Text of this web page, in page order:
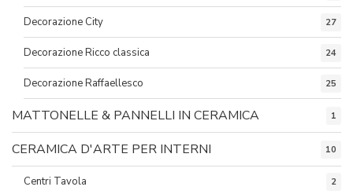
Decorazione City 27
Decorazione Ricco classica 24
Decorazione Raffaellesco 25
MATTONELLE & PANNELLI IN CERAMICA 1
CERAMICA D'ARTE PER INTERNI 10
Centri Tavola 2